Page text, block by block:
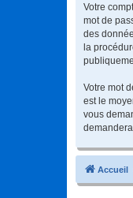
Votre
mot de
des
la
Votre mot
est le
vous
Accueil